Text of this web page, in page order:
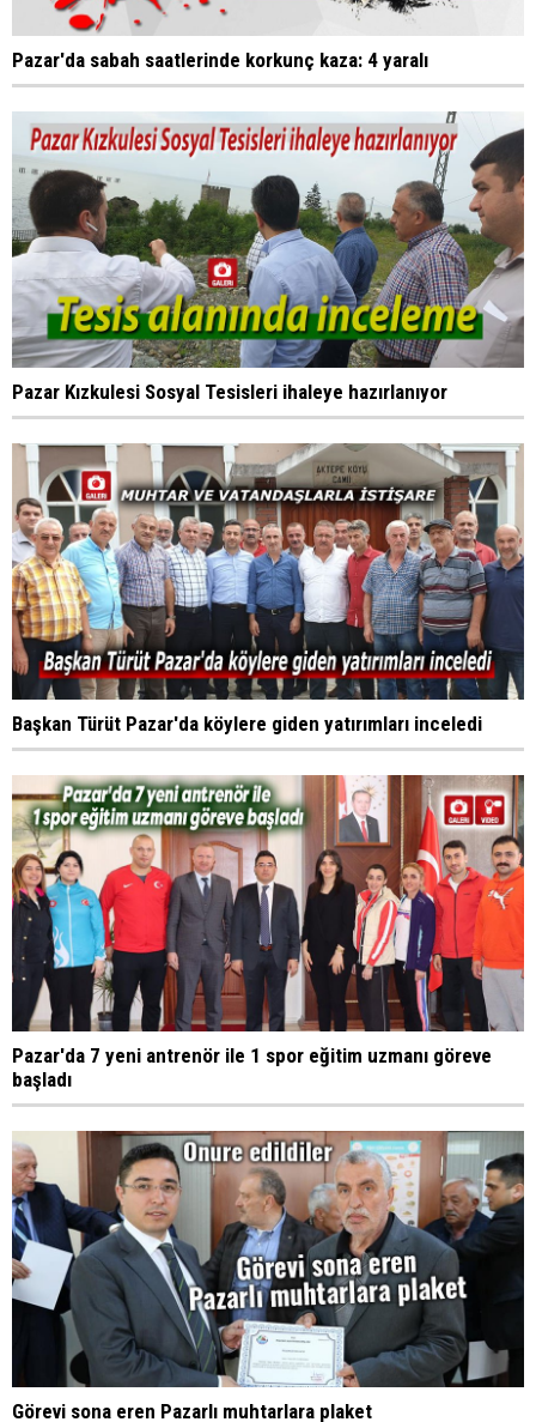
Pazar'da sabah saatlerinde korkunç kaza: 4 yaralı
Pazar Kızkulesi Sosyal Tesisleri ihaleye hazırlanıyor
Başkan Türüt Pazar'da köylere giden yatırımları inceledi
Pazar'da 7 yeni antrenör ile 1 spor eğitim uzmanı göreve
başladı
Görevi sona eren Pazarlı muhtarlara plaket